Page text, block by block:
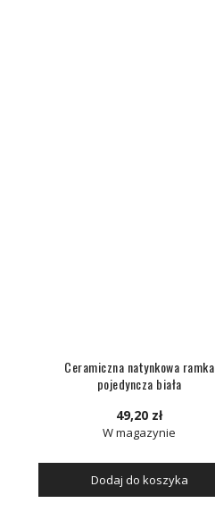
Ceramiczna natynkowa ramka
pojedyncza biała
49,20 zł
W magazynie
Dodaj do koszyka